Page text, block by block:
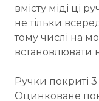
вмісту міді ці
не тільки
тому числі на
встановлювати
Ручки покриті
Оцинковане